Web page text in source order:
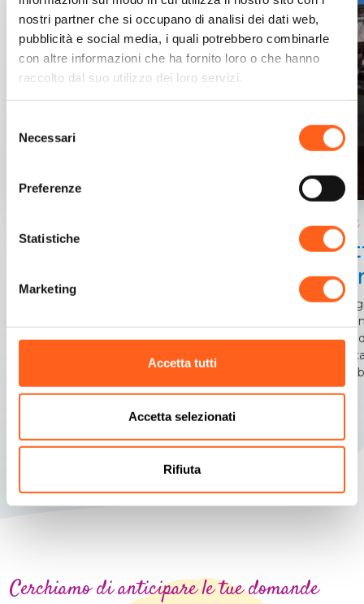
nostri partner che si occupano di analisi dei dati web,
pubblicità e social media, i quali potrebbero combinarle
con altre informazioni che ha fornito loro o che hanno
raccolto dal suo utilizzo dei loro servizi.
delNecessari
Preferenze
Statistiche
Marketing
Accetta tutti
Accetta selezionati
Rifiuta
Trapani Trapani
In
Cerchiamo di anticipare le tue domande